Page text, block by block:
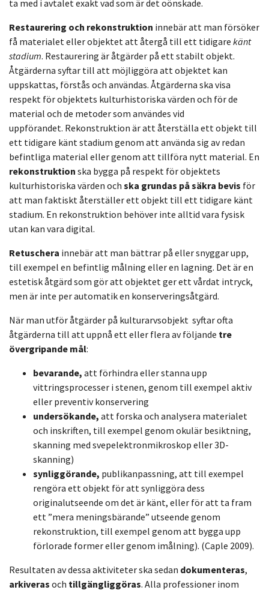
ta med i avtalet exakt vad som är det oönskade.
Restaurering och rekonstruktion innebär att man försöker
få materialet eller objektet att återgå till ett tidigare känt
stadium. Restaurering är åtgärder på ett stabilt objekt.
Åtgärderna syftar till att möjliggöra att objektet kan
uppskattas, förstås och användas. Åtgärderna ska visa
respekt för objektets kulturhistoriska värden och för de
material och de metoder som användes vid
uppförandet. Rekonstruktion är att återställa ett objekt till
ett tidigare känt stadium genom att använda sig av redan
befintliga material eller genom att tillföra nytt material. En
rekonstruktion ska bygga på respekt för objektets
kulturhistoriska värden och ska grundas på säkra bevis för
att man faktiskt återställer ett objekt till ett tidigare känt
stadium. En rekonstruktion behöver inte alltid vara fysisk
utan kan vara digital.
Retuschera innebär att man bättrar på eller snyggar upp,
till exempel en befintlig målning eller en lagning. Det är en
estetisk åtgärd som gör att objektet ger ett vårdat intryck,
men är inte per automatik en konserveringsåtgärd.
När man utför åtgärder på kulturarvsobjekt syftar ofta
åtgärderna till att uppnå ett eller flera av följande tre
övergripande mål:
bevarande, att förhindra eller stanna upp
vittringsprocesser i stenen, genom till exempel aktiv
eller preventiv konservering
undersökande, att forska och analysera materialet
och inskriften, till exempel genom okulär besiktning,
skanning med svepelektronmikroskop eller 3D-
skanning)
synliggörande, publikanpassning, att till exempel
rengöra ett objekt för att synliggöra dess
originalutseende om det är känt, eller för att ta fram
ett ”mera meningsbärande” utseende genom
rekonstruktion, till exempel genom att bygga upp
förlorade former eller genom imålning). (Caple 2009).
Resultaten av dessa aktiviteter ska sedan dokumenteras,
arkiveras och tillgängliggöras. Alla professioner inom